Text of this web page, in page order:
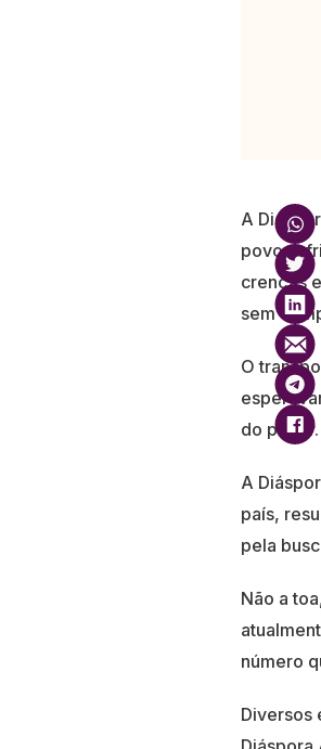
A
povos
crenças
sem
O
do porvir.
A
país,
pela
Não a
número
Diversos